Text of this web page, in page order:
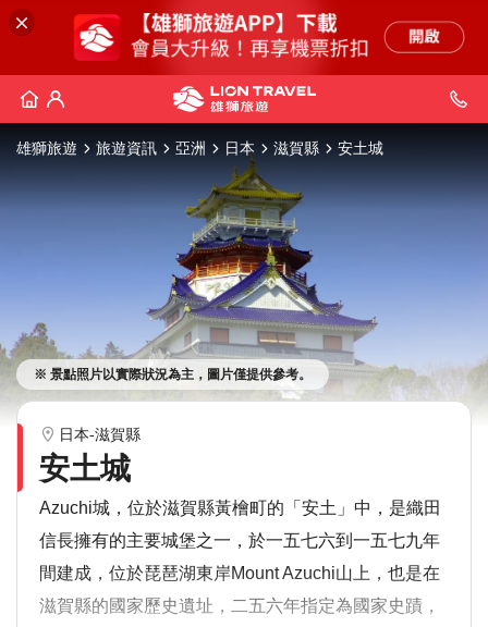
雄獅旅遊 旅遊資訊 亞洲 日本 滋賀縣 安土城
※ 景點照片以實際狀況為主，圖片僅提供參考。
日本-滋賀縣
安土城
Azuchi城，位於滋賀縣黃檜町的「安土」中，是織田
信長擁有的主要城堡之一，於一五七六到一五七九年
間建成，位於琵琶湖東岸Mount Azuchi山上，也是在
滋賀縣的國家歷史遺址，二五六年指定為國家史蹟，